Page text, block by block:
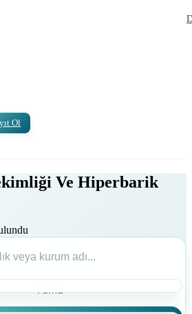
Ol
Ve Hiperbarik